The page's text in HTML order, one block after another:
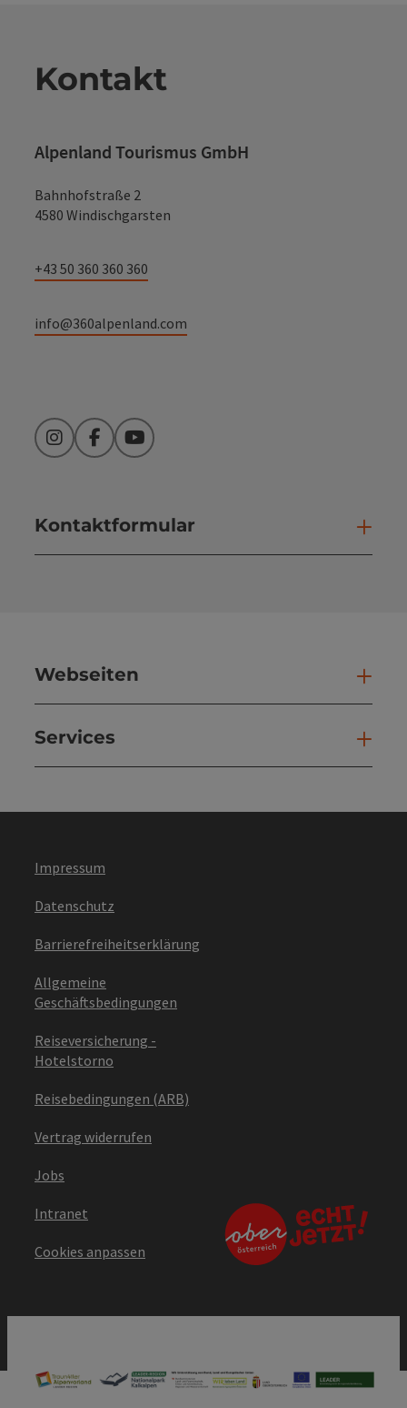
Kontakt
Alpenland Tourismus GmbH
Bahnhofstraße 2
4580 Windischgarsten
+43 50 360 360 360
info@360alpenland.com
InstagramFacebookYouTube
Kontaktformular
Webseiten
Services
Impressum
Datenschutz
Barrierefreiheitserklärung
Allgemeine
Geschäftsbedingungen
Reiseversicherung -
Hotelstorno
Reisebedingungen (ARB)
Vertrag widerrufen
Jobs
Intranet
Cookies anpassen